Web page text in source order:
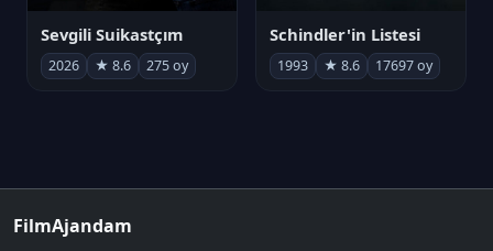
Sevgili Suikastçım
2026 ★ 8.6 275 oy
Schindler'in Listesi
1993 ★ 8.6 17697 oy
FilmAjandam